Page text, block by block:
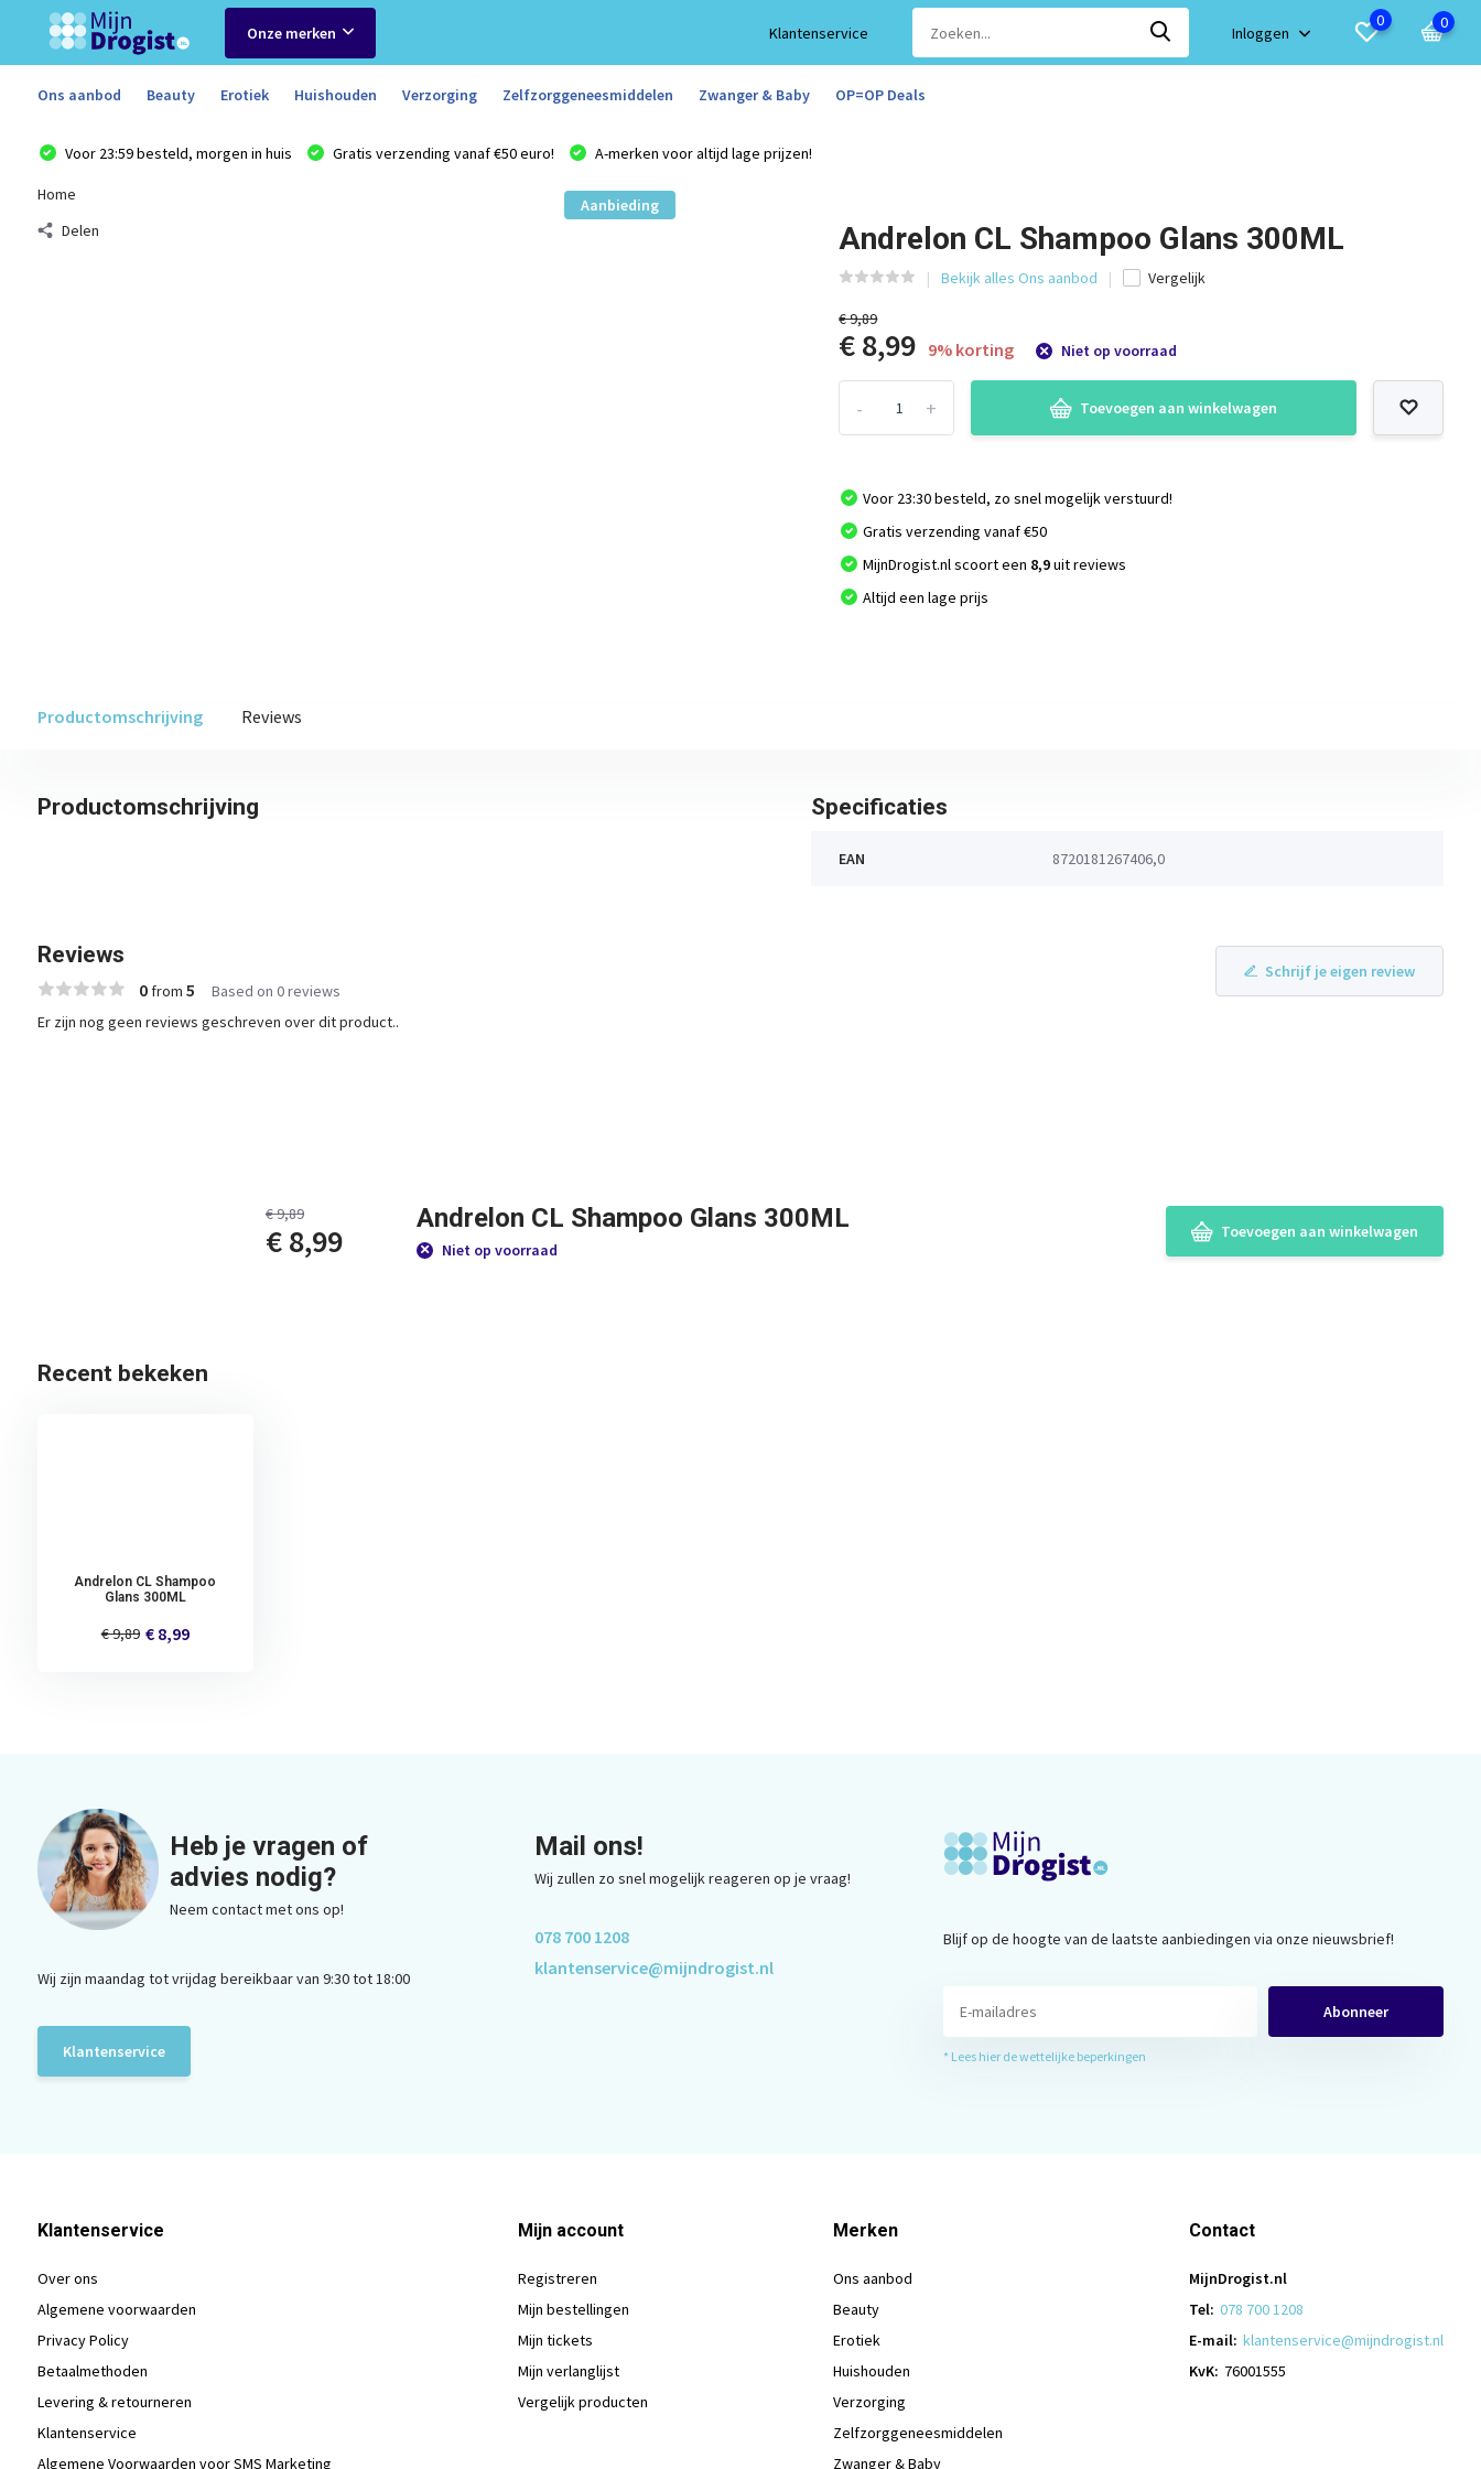
Onze merken Klantenservice Inloggen
0 0
Ons aanbod Beauty Erotiek Huishouden Verzorging Zelfzorggeneesmiddelen Zwanger & Baby OP=OP Deals
Voor 23:59 besteld, morgen in huis Gratis verzending vanaf €50 euro! A-merken voor altijd lage prijzen!
Home
Aanbieding
Delen
Andrelon CL Shampoo Glans 300ML
Bekijk alles Ons aanbod Vergelijk
€ 9,89
€ 8,99 9% korting Niet op voorraad
+
- Toevoegen aan winkelwagen
Voor 23:30 besteld, zo snel mogelijk verstuurd!
Gratis verzending vanaf €50
MijnDrogist.nl scoort een 8,9uit reviews
Altijd een lage prijs
Productomschrijving Reviews
Productomschrijving Specificaties
EAN 8720181267406,0
Reviews
0from 5 Based on 0 reviews
Schrijf je eigen review
Er zijn nog geen reviews geschreven over dit product..
€ 9,89
€ 8,99
Andrelon CL Shampoo Glans 300ML
Niet op voorraad
Toevoegen aan winkelwagen
Recent bekeken
Andrelon CL Shampoo
Glans 300ML
€ 9,89 € 8,99
Heb je vragen of
advies nodig?
Neem contact met ons op!
Wij zijn maandag tot vrijdag bereikbaar van 9:30 tot 18:00
Klantenservice
Mail ons!
Wij zullen zo snel mogelijk reageren op je vraag!
078 700 1208
klantenservice@mijndrogist.nl
Blijf op de hoogte van de laatste aanbiedingen via onze nieuwsbrief!
Abonneer
* Lees hier de wettelijke beperkingen
Klantenservice
Over ons
Algemene voorwaarden
Privacy Policy
Betaalmethoden
Levering & retourneren
Klantenservice
Algemene Voorwaarden voor SMS Marketing
Mijn account
Registreren
Mijn bestellingen
Mijn tickets
Mijn verlanglijst
Vergelijk producten
Merken
Ons aanbod
Beauty
Erotiek
Huishouden
Verzorging
Zelfzorggeneesmiddelen
Zwanger & Baby
Contact
MijnDrogist.nl
Tel: 078 700 1208
E-mail: klantenservice@mijndrogist.nl
KvK: 76001555